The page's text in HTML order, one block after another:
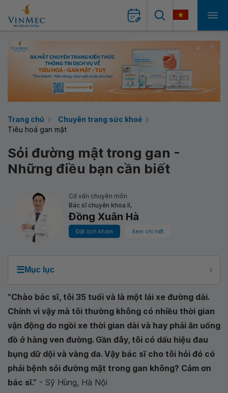
Trang chủ
Chuyên trang sức khoẻ
Tiêu hoá gan mật
Sỏi đường mật trong gan -
Những điều bạn cần biết
Cố vấn chuyên môn
Bác sĩ chuyên khoa II,
Đồng Xuân Hà
Đặt lịch khám Xem chi tiết
☰Mục lục
“Chào bác sĩ, tôi 35 tuổi và là một lái xe đường dài.
Chính vì vậy mà tôi thường không có nhiều thời gian
vận động do ngồi xe thời gian dài và hay phải ăn uống
đồ ở hàng ven đường. Gần đây, tôi có dấu hiệu đau
bụng dữ dội và vàng da. Vậy bác sĩ cho tôi hỏi đó có
phải bệnh sỏi đường mật trong gan không? Cảm ơn
bác sĩ.” - Sỹ Hùng, Hà Nội